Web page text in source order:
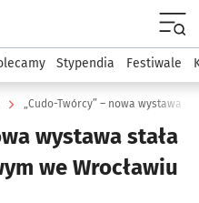
podserwis: Kultura
Stypendia Festiwale
wystawa stała
we Wrocławiu